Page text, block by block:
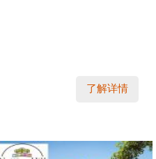
了解详情